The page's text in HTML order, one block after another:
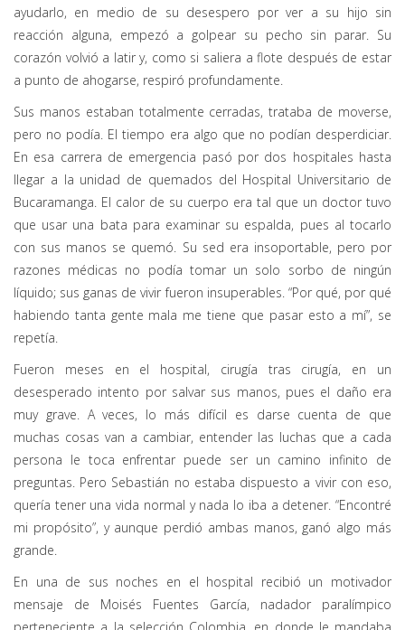
ayudarlo, en medio de su desespero por ver a su hijo sin
reacción alguna, empezó a golpear su pecho sin parar. Su
corazón volvió a latir y, como si saliera a flote después de estar
a punto de ahogarse, respiró profundamente.
Sus manos estaban totalmente cerradas, trataba de moverse,
pero no podía. El tiempo era algo que no podían desperdiciar.
En esa carrera de emergencia pasó por dos hospitales hasta
llegar a la unidad de quemados del Hospital Universitario de
Bucaramanga. El calor de su cuerpo era tal que un doctor tuvo
que usar una bata para examinar su espalda, pues al tocarlo
con sus manos se quemó. Su sed era insoportable, pero por
razones médicas no podía tomar un solo sorbo de ningún
líquido; sus ganas de vivir fueron insuperables. “Por qué, por qué
habiendo tanta gente mala me tiene que pasar esto a mí”, se
repetía.
Fueron meses en el hospital, cirugía tras cirugía, en un
desesperado intento por salvar sus manos, pues el daño era
muy grave. A veces, lo más difícil es darse cuenta de que
muchas cosas van a cambiar, entender las luchas que a cada
persona le toca enfrentar puede ser un camino infinito de
preguntas. Pero Sebastián no estaba dispuesto a vivir con eso,
quería tener una vida normal y nada lo iba a detener. “Encontré
mi propósito”, y aunque perdió ambas manos, ganó algo más
grande.
En una de sus noches en el hospital recibió un motivador
mensaje de Moisés Fuentes García, nadador paralímpico